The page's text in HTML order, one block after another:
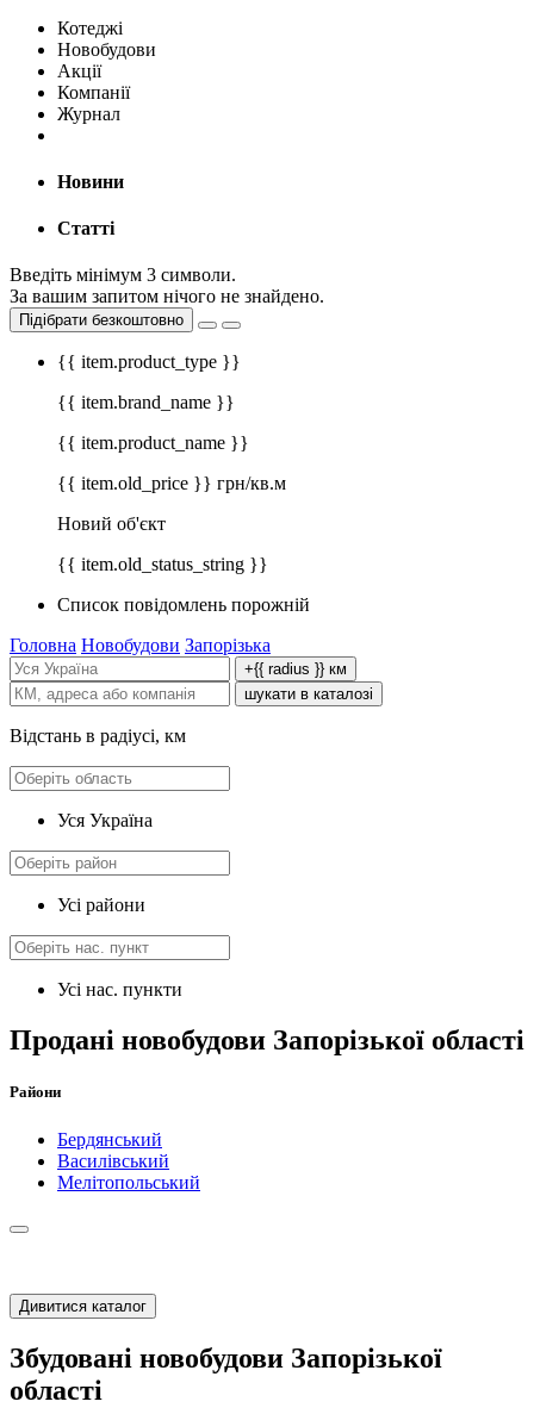
Котеджі
Новобудови
Акції
Компанії
Журнал
Новини
Статті
Введіть мінімум 3 символи.
За вашим запитом нічого не знайдено.
Підібрати безкоштовно
{{ item.product_type }}
{{ item.brand_name }}
{{ item.product_name }}
{{ item.old_price }} грн/кв.м
Новий об'єкт
{{ item.old_status_string }}
Список повідомлень порожній
Головна Новобудови Запорізька
+{{ radius }} км
шукати в каталозі
Відстань в радіусі, км
Уся Україна
Усі райони
Усі нас. пункти
Продані новобудови Запорізької області
Райони
Бердянський
Василівський
Мелітопольський
Дивитися каталог
Збудовані новобудови Запорізької
області